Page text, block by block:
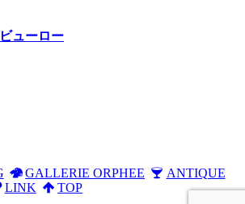
ューロー
GALLERIE ORPHEE
ANTIQUE
LINK TOP